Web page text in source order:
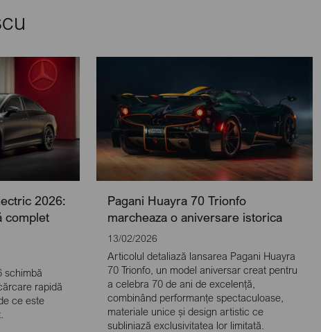
2026:
complet
schimbă
rapidă
ce este
Pagani Huayra 70 Trionfo
marcheaza o aniversare istorica
13/02/2026
Articolul detaliază lansarea Pagani Huayra
70 Trionfo, un model aniversar creat pentru
a celebra 70 de ani de excelență,
combinând performanțe spectaculoase,
materiale unice și design artistic ce
subliniază exclusivitatea lor limitată.